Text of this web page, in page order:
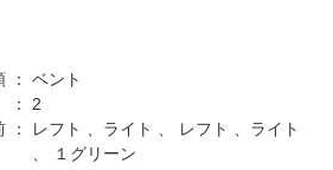
ベント
2
レフト 、ライト 、 レフト 、ライト
、 １グリーン